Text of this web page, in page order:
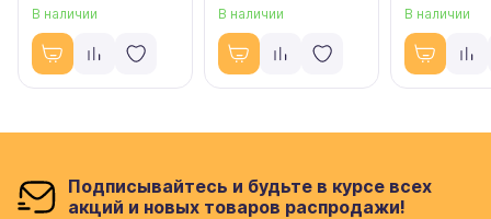
В наличии В наличии В наличии
Подписывайтесь и будьте в курсе всех
акций и новых товаров распродажи!